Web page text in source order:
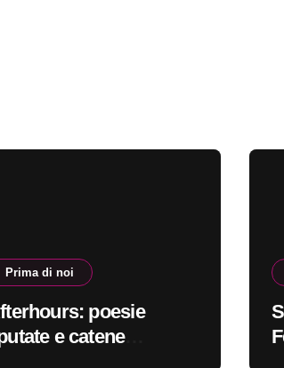
Prima di noi
poesie
e catene